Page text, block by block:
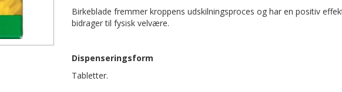
Birkeblade fremmer kroppens udskilningsproces og har en positiv
bidrager til fysisk velvære.
Dispenseringsform
Tabletter.